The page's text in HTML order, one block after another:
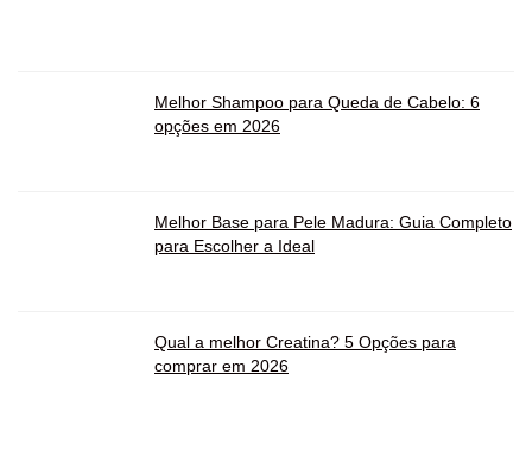
Melhor Shampoo para Queda de Cabelo: 6
opções em 2026
Melhor Base para Pele Madura: Guia Completo
para Escolher a Ideal
Qual a melhor Creatina? 5 Opções para
comprar em 2026